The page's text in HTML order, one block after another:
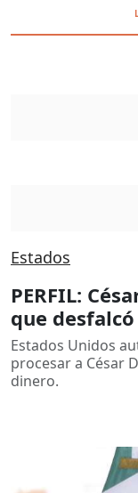
Estados
PERFIL:
que
Estados Unidos
procesar a César
dinero.